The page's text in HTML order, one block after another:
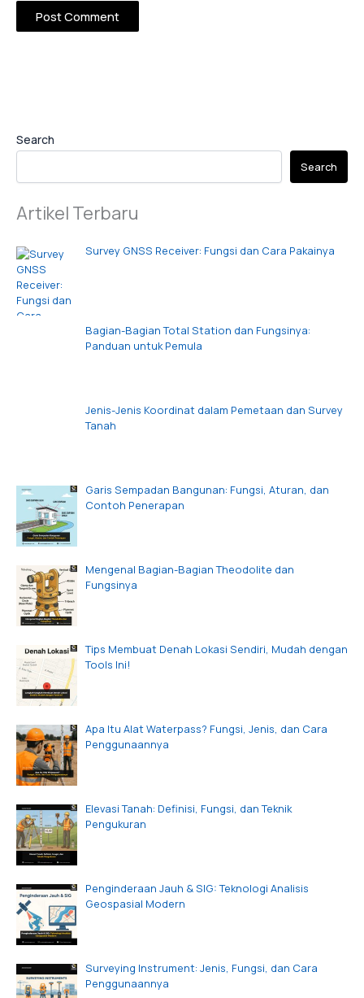
Search
Search
Artikel Terbaru
Survey GNSS Receiver: Fungsi dan Cara Pakainya
Bagian-Bagian Total Station dan Fungsinya:
Panduan untuk Pemula
Jenis-Jenis Koordinat dalam Pemetaan dan Survey
Tanah
Garis Sempadan Bangunan: Fungsi, Aturan, dan
Contoh Penerapan
Mengenal Bagian-Bagian Theodolite dan
Fungsinya
Tips Membuat Denah Lokasi Sendiri, Mudah dengan
Tools Ini!
Apa Itu Alat Waterpass? Fungsi, Jenis, dan Cara
Penggunaannya
Elevasi Tanah: Definisi, Fungsi, dan Teknik
Pengukuran
Penginderaan Jauh & SIG: Teknologi Analisis
Geospasial Modern
Surveying Instrument: Jenis, Fungsi, dan Cara
Penggunaannya